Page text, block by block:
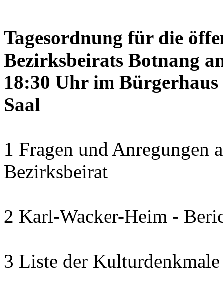
Tagesordnung für die
Bezirksbeirats Botnang
18:30 Uhr im
Saal
1 Fragen und Anregungen
Bezirksbeirat
2 Karl-Wacker-Heim -
3 Liste der